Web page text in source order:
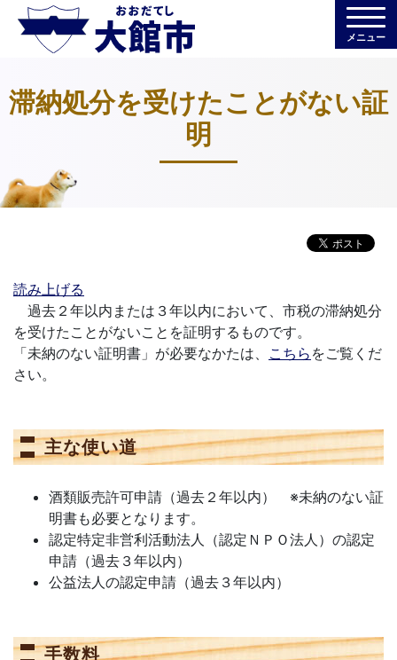
メニュー
滞納処分を受けたことがない証
明
読み上げる
過去２年以内または３年以内において、市税の滞納処分
を受けたことがないことを証明するものです。
「未納のない証明書」が必要なかたは、 こちら をご覧くだ
さい。
主な使い道
酒類販売許可申請（過去２年以内） ※未納のない証
明書も必要となります。
認定特定非営利活動法人（認定ＮＰＯ法人）の認定
申請（過去３年以内）
公益法人の認定申請（過去３年以内）
手数料